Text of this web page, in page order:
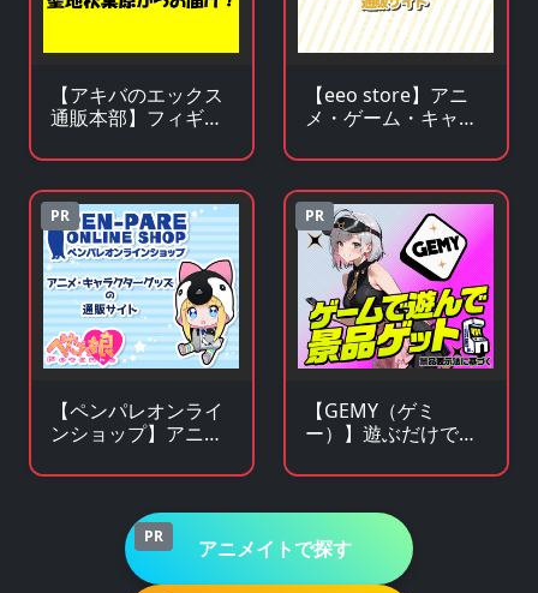
【アキバのエックス
通販本部】フィギュ
ッズがアキバ価格で
買える！
【eeo store】アニ
メ・ゲーム・キャラ
サイト
PR
【ペンパレオンライ
ンショップ】アニ
ッズの通販サイト
PR
【GEMY（ゲミ
ー）】遊ぶだけで景
ゲームサービス
PR アニメイトで探す